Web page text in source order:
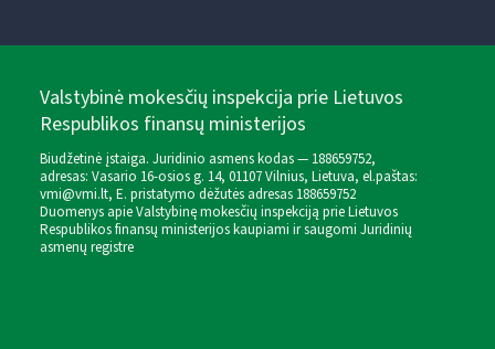
Valstybinė mokesčių inspekcija prie Lietuvos
Respublikos finansų ministerijos
Biudžetinė įstaiga. Juridinio asmens kodas — 188659752,
adresas: Vasario 16-osios g. 14, 01107 Vilnius, Lietuva, el.paštas:
vmi@vmi.lt, E. pristatymo dėžutės adresas 188659752
Duomenys apie Valstybinę mokesčių inspekciją prie Lietuvos
Respublikos finansų ministerijos kaupiami ir saugomi Juridinių
asmenų registre